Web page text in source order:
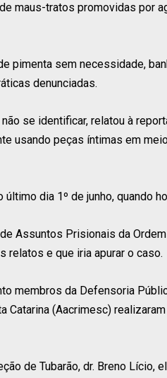
maus-tratos promovidas por
pimenta sem necessidade,
denunciadas.
se identificar, relatou à
usando peças íntimas em
dia 1º de junho, quando
Assuntos Prisionais da
relatos e que iria apurar o caso.
membros da Defensoria
Catarina (Aacrimesc)
de Tubarão, dr. Breno Lício,